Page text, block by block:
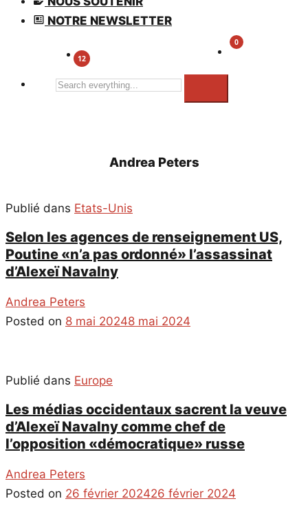
NOTRE NEWSLETTER
0
Search
Andrea Peters
Publié dans Etats-Unis
Selon les agences de renseignement US,
Poutine «n’a pas ordonné» l’assassinat
d’Alexeï Navalny
Andrea Peters
Posted on 8 mai 20248 mai 2024
Publié dans Europe
Les médias occidentaux sacrent la veuve
d’Alexeï Navalny comme chef de
l’opposition «démocratique» russe
Andrea Peters
Posted on 26 février 202426 février 2024